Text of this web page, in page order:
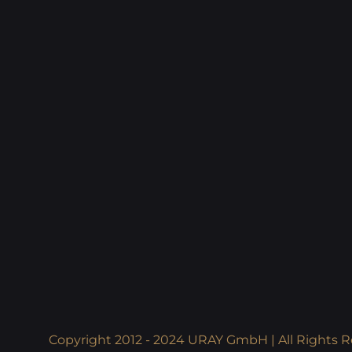
Copyright 2012 - 2024 URAY GmbH | All Rights